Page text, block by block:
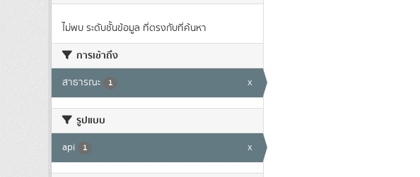
ไม่พบ ระดับชั้นข้อมูล ที่ตรงกับที่ค้นหา
การเข้าถึง
สาธารณะ 1 x
รูปแบบ
api 1 x